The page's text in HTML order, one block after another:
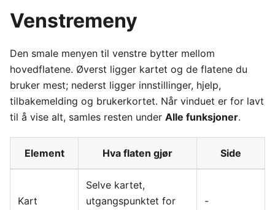
Venstremeny
Den smale menyen til venstre bytter mellom
hovedflatene. Øverst ligger kartet og de flatene du
bruker mest; nederst ligger innstillinger, hjelp,
tilbakemelding og brukerkortet. Når vinduet er for lavt
til å vise alt, samles resten under Alle funksjoner.
Element Hva flaten gjør Side
Kart
Selve kartet,
utgangspunktet for
-